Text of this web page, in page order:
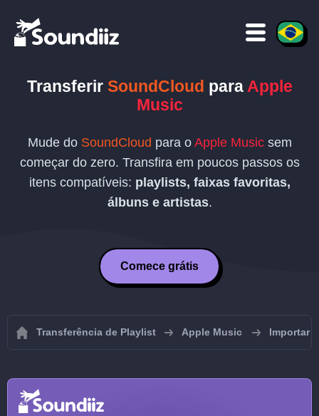
Transferir SoundCloud para Apple
Music
Mude do SoundCloud para o Apple Musicsem
começar do zero. Transfira em poucos passos os
itens compatíveis: playlists, faixas favoritas,
álbuns e artistas.
Comece grátis
Transferência de Playlist Apple Music Importar